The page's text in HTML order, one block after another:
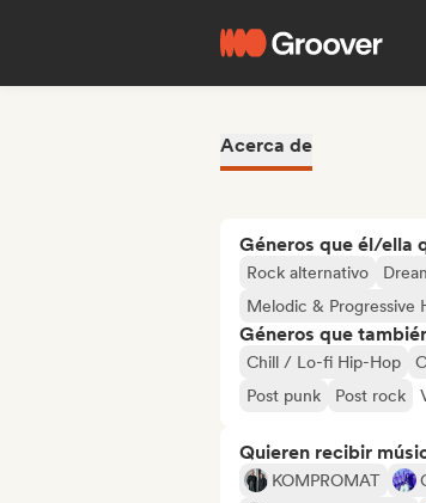
Acerca de
Géneros que él/ella
Rock alternativo
Melodic & Progressive
Géneros que
Chill / Lo-fi Hip-Hop
Post punk
Post rock
Quieren recibir
KOMPROMAT